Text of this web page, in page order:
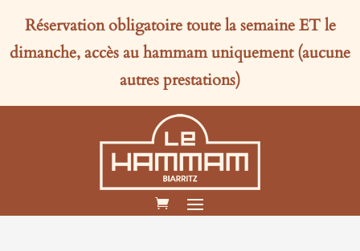
Réservation obligatoire toute la semaineETle
dimanche, accès au hammam uniquement (aucune
autres prestations)